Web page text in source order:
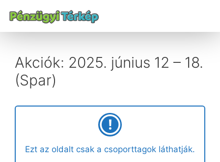
Akciók: 2025. június 12 – 18.
(Spar)
Ezt az oldalt csak a csoporttagok láthatják.